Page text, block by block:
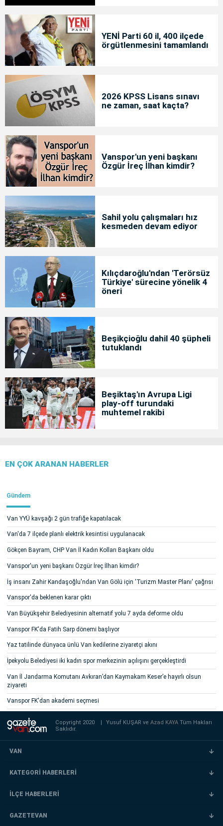
YENİ Parti 60 il, 400 ilçede
örgütlenmesini tamamlandı
2026 KPSS Lisans sınavı
ne zaman, saat kaçta?
Vanspor'un yeni başkanı
Özgür İreç İlhan kimdir?
Sahil yolu çalışmaları hız
kesmeden devam ediyor
Kılıçdaroğlu'ndan 'Terörsüz
Türkiye' sürecine yönelik 4
öneri
Beşikçioğlu dahil 40 şüpheli
tutuklandı
Beşiktaş'ın Avrupa Ligi
play-off turundaki
muhtemel rakibi
EN ÇOK ARANAN HABERLER
Gündem
Van YYÜ kavşağı 2 gün trafiğe kapatılacak
Van'da 7 ilçede planlı elektrik kesintisi uygulanacak
Gökçen Bayram, CHP Van İl Kadın Kolları Başkanı oldu
Vanspor'un yeni başkanı Özgür İreç İlhan kimdir?
İş insanı Zahir Kandaşoğlu'ndan Van Gölü için 'Turizm Master Planı' çağrısı
Vanspor'da beklenen karar çıktı
Van Büyükşehir Belediyesinin alternatif yolu 7 ayda deforme oldu
Vanspor FK'da Fatih Sarp dönemi başlıyor
Yaz tatilinde dünyaca ünlü Van kedilerine ziyaretçi akını
İpekyolu Belediyesi iki kadın spor merkezinin açılışını gerçekleştirdi
Van İl Jandarma Komutanı Avkıran’dan Kaymakam Keser’e hayırlı olsun
ziyareti
Vanspor FK'dan akademi seçmesi
Copyright 2020 | Yusuf KUŞAR veAzad KAYATüm Hakları
Saklıdır.
VAN
KATEGORİ HABERLERİ
İLÇE HABERLERİ
GAZETEVAN